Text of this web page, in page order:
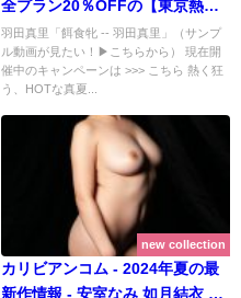
全プラン20％OFFの【東京熱
(TOKYO-HOT)】サマーセール
2025！チーム木村-餌食珍道中
も！ | 東京熱(TOKYO-HOT)
羽田真里「餌食牝 -- 羽田真里」（サンプ
ル動画が見たい！▶こちらから） 現在開
催中のキャンペーンは >>> こちら 熱く狂
う、HOTな真夏...
new collection
カリビアンコム - 2024年夏の最
新作情報 - 安室なみ 如月結衣 今